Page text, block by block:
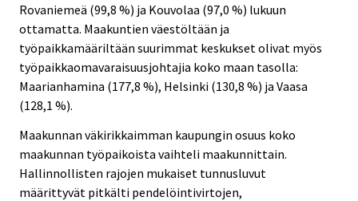
Rovaniemeä (99,8 %) ja Kouvolaa (97,0 %) lukuun
ottamatta. Maakuntien väestöltään ja
työpaikkamääriltään suurimmat keskukset olivat myös
työpaikkaomavaraisuusjohtajia koko maan tasolla:
Maarianhamina (177,8 %), Helsinki (130,8 %) ja Vaasa
(128,1 %).
Maakunnan väkirikkaimman kaupungin osuus koko
maakunnan työpaikoista vaihteli maakunnittain.
Hallinnollisten rajojen mukaiset tunnusluvut
määrittyvät pitkälti pendelöintivirtojen,